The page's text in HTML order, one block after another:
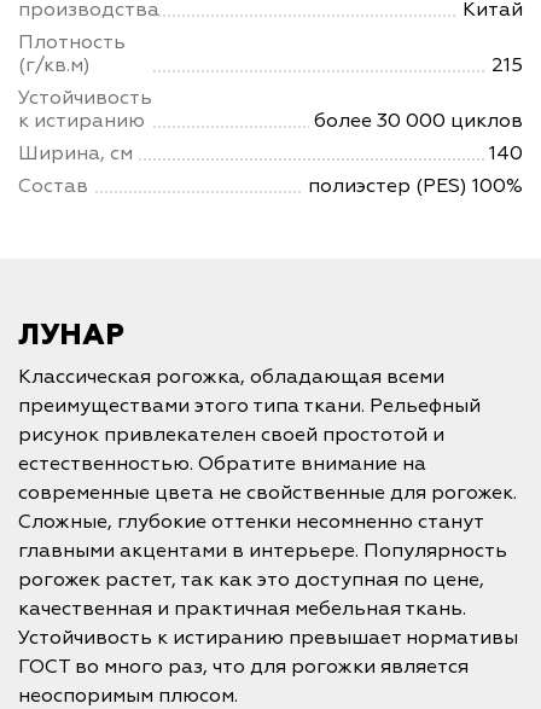
производства
Китай
Плотность
(г/кв.м)
215
Устойчивость
к истиранию
более 30 000 циклов
Ширина, см
140
Состав
полиэстер (PES) 100%
ЛУНАР
Классическая рогожка, обладающая всеми
преимуществами этого типа ткани. Рельефный
рисунок привлекателен своей простотой и
естественностью. Обратите внимание на
современные цвета не свойственные для рогожек.
Сложные, глубокие оттенки несомненно станут
главными акцентами в интерьере. Популярность
рогожек растет, так как это доступная по цене,
качественная и практичная мебельная ткань.
Устойчивость к истиранию превышает нормативы
ГОСТ во много раз, что для рогожки является
неоспоримым плюсом.